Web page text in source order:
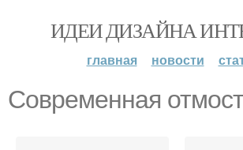
ИДЕИ ДИЗАЙНА
главная новости
Современная